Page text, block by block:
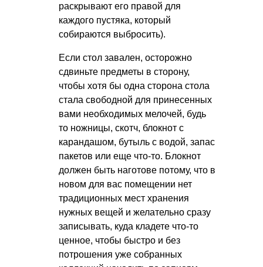
раскрывают его правой для
каждого пустяка, который
собираются выбросить).
Если стол завален, осторожно
сдвиньте предметы в сторону,
чтобы хотя бы одна сторона стола
стала свободной для принесенных
вами необходимых мелочей, будь
то ножницы, скотч, блокнот с
карандашом, бутыль с водой, запас
пакетов или еще что-то. Блокнот
должен быть наготове потому, что в
новом для вас помещении нет
традиционных мест хранения
нужных вещей и желательно сразу
записывать, куда кладете что-то
ценное, чтобы быстро и без
потрошения уже собранных